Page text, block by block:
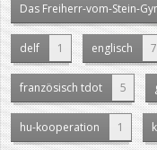
Das Freiherr-vom-Stein-
delf 1 englisch 7
französisch tdot 5
hu-kooperation 1